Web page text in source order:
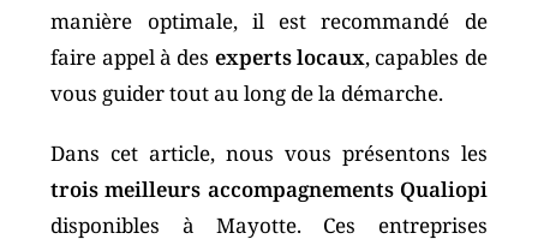
manière optimale, il est recommandé de
faire appel à des experts locaux, capables de
vous guider tout au long de la démarche.
Dans cet article, nous vous présentons les
trois meilleurs accompagnements Qualiopi
disponibles à Mayotte. Ces entreprises